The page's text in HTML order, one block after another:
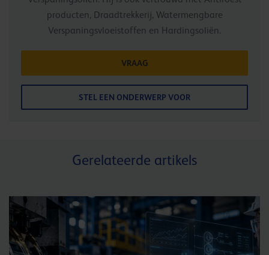
producten, Draadtrekkerij, Watermengbare
Verspaningsvloeistoffen en Hardingsoliën.
VRAAG
STEL EEN ONDERWERP VOOR
Gerelateerde artikels